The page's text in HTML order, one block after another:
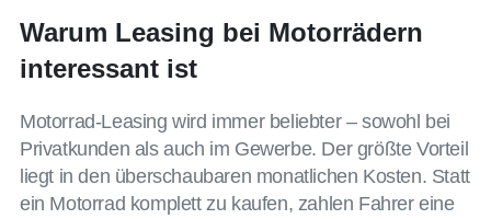
Warum Leasing bei Motorrädern
interessant ist
Motorrad-Leasing wird immer beliebter – sowohl bei
Privatkunden als auch im Gewerbe. Der größte Vorteil
liegt in den überschaubaren monatlichen Kosten. Statt
ein Motorrad komplett zu kaufen, zahlen Fahrer eine